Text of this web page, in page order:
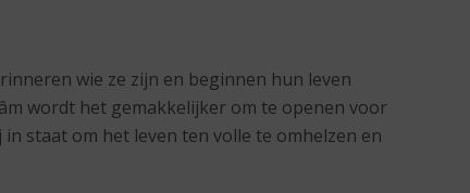
wie ze zijn en beginnen hun leven
wordt het gemakkelijker om te openen voor
staat om het leven ten volle te omhelzen en